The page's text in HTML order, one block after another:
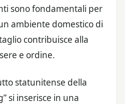
sono fondamentali per
ambiente domestico di
contribuisce alla
e ordine.
statunitense della
si inserisce in una